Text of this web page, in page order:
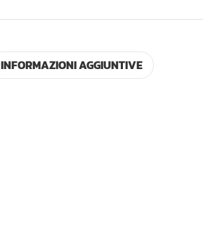
INFORMAZIONI AGGIUNTIVE